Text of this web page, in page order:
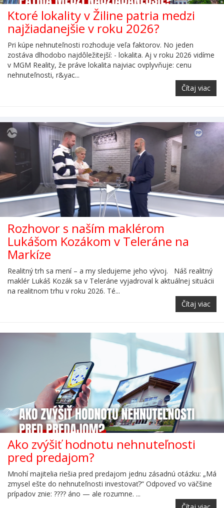
Ktoré lokality v Žiline patria medzi
najžiadanejšie v roku 2026?
Pri kúpe nehnuteľnosti rozhoduje veľa faktorov. No jeden
zostáva dlhodobo najdôležitejší: - lokalita. Aj v roku 2026 vidíme
v MGM Reality, že práve lokalita najviac ovplyvňuje: cenu
nehnuteľnosti, r&yac...
Čítaj viac
Rozhovor s naším maklérom
Lukášom Kozákom v Teleráne na
Markíze
Realitný trh sa mení – a my sledujeme jeho vývoj. Náš realitný
maklér Lukáš Kozák sa v Teleráne vyjadroval k aktuálnej situácii
na realitnom trhu v roku 2026. Té...
Čítaj viac
Ako zvýšiť hodnotu nehnuteľnosti
pred predajom?
Mnohí majitelia riešia pred predajom jednu zásadnú otázku: „Má
zmysel ešte do nehnuteľnosti investovať?“ Odpoveď vo väčšine
prípadov znie: ???? áno — ale rozumne. ...